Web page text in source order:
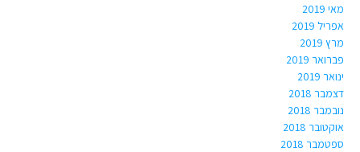
מאי 2019
אפריל 2019
מרץ 2019
פברואר 2019
ינואר 2019
דצמבר 2018
נובמבר 2018
אוקטובר 2018
ספטמבר 2018